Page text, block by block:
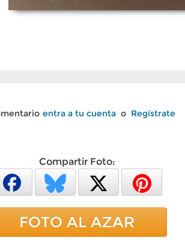
entra a tu cuenta o Regístrate
Compartir Foto:
FOTO AL AZAR